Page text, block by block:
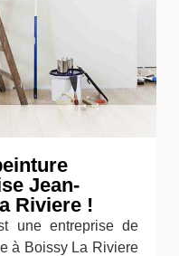
Jean-
Riviere !
une entreprise de
à Boissy La Riviere